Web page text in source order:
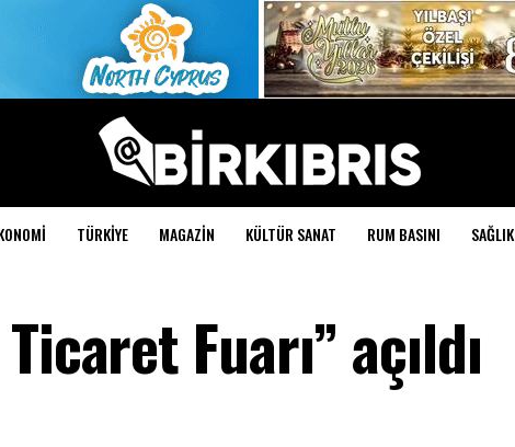
TÜRKIYE MAGAZIN KÜLTÜR SANAT RUM BASINI SAĞLIK
Fuarı” açıldı